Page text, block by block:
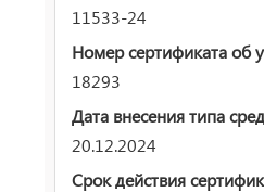
11533-24
Номер сертификата об
18293
Дата внесения типа
20.12.2024
Срок действия